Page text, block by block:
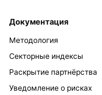
Документация
Методология
Секторные индексы
Раскрытие партнёрства
Уведомление о рисках